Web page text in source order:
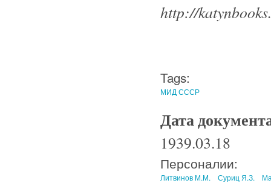
http://
Tags:
МИД СССР
Дата
1939.03.18
Персоналии:
Литвинов М.М. Суриц Я.З.